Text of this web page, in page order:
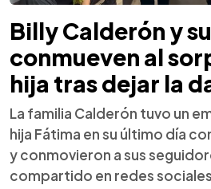
Billy Calderón y
conmueven al
hija tras dejar la
La familia Calderón tuvo un
hija Fátima en su último día
y conmovieron a sus
compartido en redes